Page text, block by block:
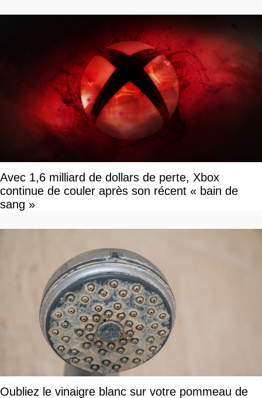
Avec 1,6 milliard de dollars de perte, Xbox
continue de couler après son récent « bain de
sang »
Oubliez le vinaigre blanc sur votre pommeau de